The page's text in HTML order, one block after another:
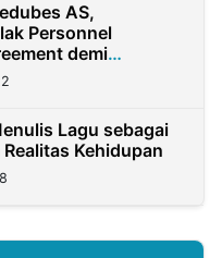
AS,
Personnel
demi
Lagu sebagai
Kehidupan